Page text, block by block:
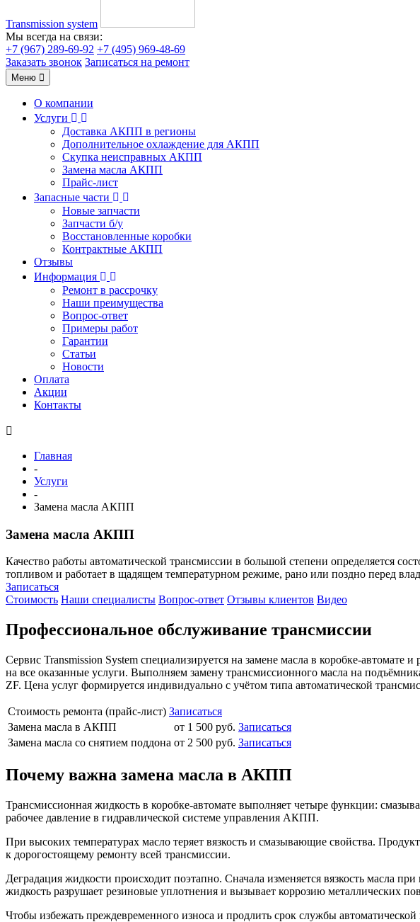
Transmission system
Мы всегда на связи:
+7 (967) 289-69-92 +7 (495) 969-48-69
Заказать звонок Записаться на ремонт
Меню
О компании
Услуги
Доставка АКПП в регионы
Дополнительное охлаждение для АКПП
Скупка неисправных АКПП
Замена масла АКПП
Прайс-лист
Запасные части
Новые запчасти
Запчасти б/у
Восстановленные коробки
Контрактные АКПП
Отзывы
Информация
Ремонт в рассрочку
Наши преимущества
Вопрос-ответ
Примеры работ
Гарантии
Статьи
Новости
Оплата
Акции
Контакты
Главная
-
Услуги
-
Замена масла АКПП
Замена масла АКПП
Качество работы автоматической трансмиссии в большой степени определяется
топливом и работает в щадящем температурном режиме, рано или поздно перед
Записаться
Стоимость Наши специалисты Вопрос-ответ Отзывы клиентов Видео
Профессиональное обслуживание трансмиссии
Сервис Transmission System специализируется на замене масла в коробке-
на все оказанные услуги. Выполняем замену трансмиссионного масла на
ZF. Цена услуг формируется индивидуально с учётом типа автоматической
Стоимость ремонта (прайс-лист) Записаться
Замена масла в АКПП
от 1 500 руб. Записаться
Замена масла со снятием поддона от 2 500 руб. Записаться
Почему важна замена масла в АКПП
Трансмиссионная жидкость в коробке-автомате выполняет четыре функции:
рабочее давление в гидравлической системе управления АКПП.
При высоких температурах масло теряет вязкость и смазывающие свойства.
к дорогостоящему ремонту всей трансмиссии.
Деградация жидкости происходит поэтапно. Сначала изменяется вязкость масла
жидкость разрушает резиновые уплотнения и вызывает коррозию металлических
Чтобы избежать преждевременного износа и продлить срок службы